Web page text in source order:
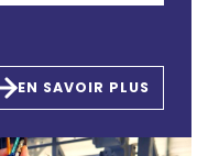
EN SAVOIR PLUS